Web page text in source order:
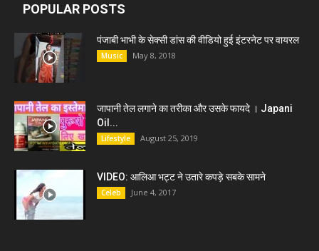
POPULAR POSTS
पंजाबी भाभी के सेक्सी डांस की वीडियो हुई इंटरनेट पर वायरल
Music May 8, 2018
जापानी तेल लगाने का तरीका और उसके फायदे । Japani
Oil...
Lifestyle August 25, 2019
VIDEO: आलिआ भट्ट ने उतारे कपड़े सबके सामने
Celeb June 4, 2017